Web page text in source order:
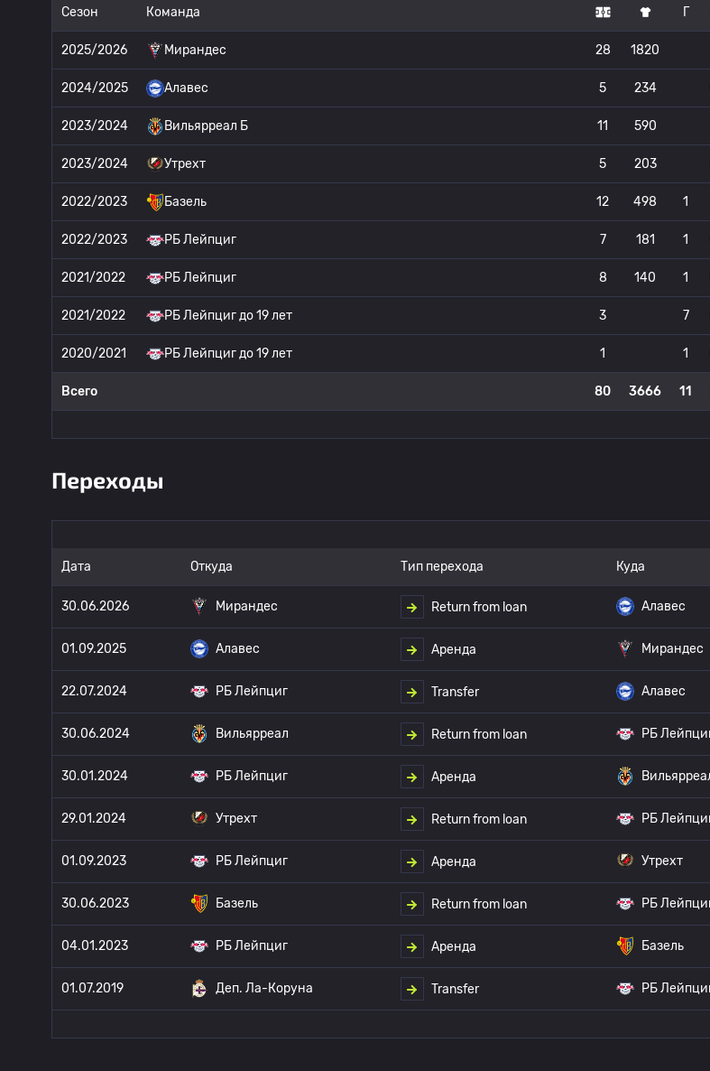
Сезон Команда Г
2025/2026 Мирандес 28 1820
2024/2025 Алавес 5 234
2023/2024 Вильярреал Б 11 590
2023/2024 Утрехт 5 203
2022/2023 Базель 12 498 1
2022/2023 РБ Лейпциг 7 181 1
2021/2022 РБ Лейпциг 8 140 1
2021/2022 РБ Лейпциг до 19 лет 3 7
2020/2021 РБ Лейпциг до 19 лет 1 1
Всего 80 3666 11
Переходы
Дата Откуда Тип перехода Куда
30.06.2026 Мирандес Return from loan Алавес
01.09.2025 Алавес Аренда Мирандес
22.07.2024 РБ Лейпциг Transfer Алавес
30.06.2024 Вильярреал Return from loan РБ
30.01.2024 РБ Лейпциг Аренда
29.01.2024 Утрехт Return from loan РБ
01.09.2023 РБ Лейпциг Аренда Утрехт
30.06.2023 Базель Return from loan РБ
04.01.2023 РБ Лейпциг Аренда Базель
01.07.2019 Деп. Ла-Коруна Transfer РБ